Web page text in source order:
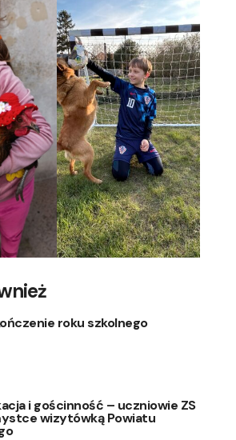
roku szkolnego
i gościnność – uczniowie ZS
wizytówką Powiatu